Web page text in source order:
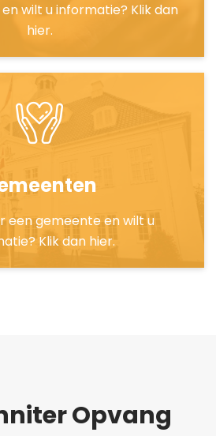
wilt u informatie? Klik dan
hier.
een gemeente en wilt u
Klik dan hier.
Opvang